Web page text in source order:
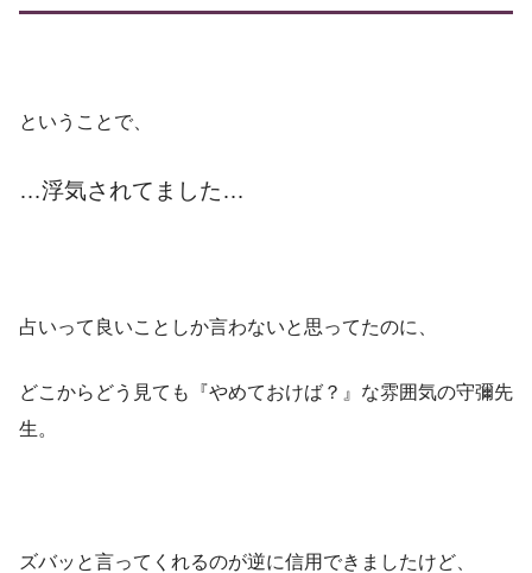
ということで、
…浮気されてました…
占いって良いことしか言わないと思ってたのに、
どこからどう見ても『やめておけば？』な雰囲気の守彌先
生。
ズバッと言ってくれるのが逆に信用できましたけど、